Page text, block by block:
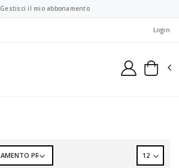
Gestisci il mio abbonamento
Login